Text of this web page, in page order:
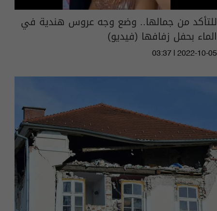
للتأكد من جمالها.. وضع وجه عروس هندية في
الماء بحفل زفافها (فيديو)
03:37 | 2022-10-05